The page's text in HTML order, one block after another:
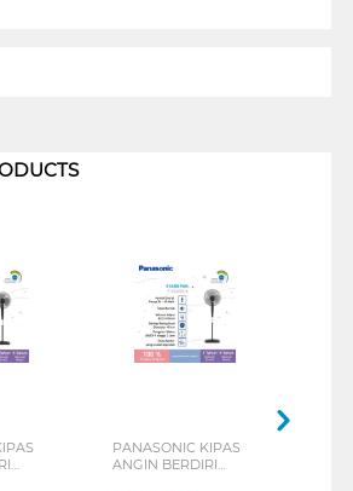
PANASONIC KIPAS
ANGIN BERDIRI